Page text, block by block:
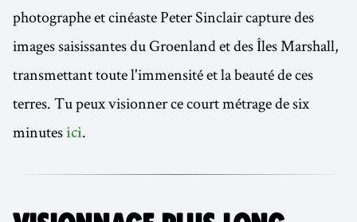
photographe et cinéaste Peter Sinclair capture des
images saisissantes du Groenland et des Îles Marshall,
transmettant toute l'immensité et la beauté de ces
terres. Tu peux visionner ce court métrage de six
minutes ici.